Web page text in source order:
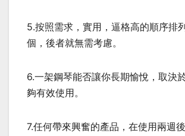
5.按照需求，實用，逼格高的順序排
個，後者就無需考慮。
6.一架鋼琴能否讓你長期愉悅，取決
夠有效使用。
7.任何帶來興奮的產品，在使用兩週